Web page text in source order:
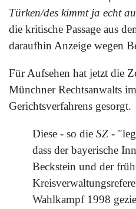
Türken/des kimmt ja echt
die kritische Passage aus
daraufhin Anzeige wegen
Für Aufsehen hat jetzt die
Münchner Rechtsanwalts
Gerichtsverfahrens gesorgt.
Diese - so die SZ -
dass der bayerische
Beckstein und der
Wahlkampf 1998